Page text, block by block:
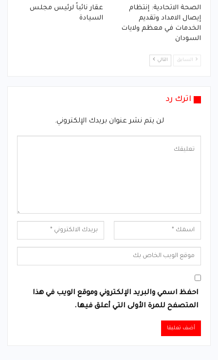
الصحة الاتحادية: إنتظام
إيصال الامداد وتقديم
الخدمات في معظم ولايات
السودان
عقار نائباً لرئيس مجلس
السيادة
السابق التالي
اترك رد
لن يتم نشر عنوان بريدك الإلكتروني.
احفظ اسمي والبريد الإلكتروني وموقع الويب في هذا
المتصفح للمرة الأولى التي أعلق فيها.